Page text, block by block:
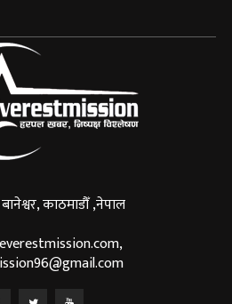
काठमाडौँ ,नेपाल
,